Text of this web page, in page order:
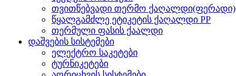
თვითწებვადი თერმო ქაღალდი(ფერადი)
წყალგამძლე ეტიკეტის ქაღალდი PP
თერმული ფასის ქაალდი
დაშვების სისტემები
ელექტრო საკეტები
ტურნიკეტები